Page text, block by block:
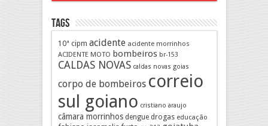
Tags
10ª cipm acidente acidente morrinhos
ACIDENTE MOTO bombeiros br-153
CALDAS NOVAS caldas novas goias
corpo de bombeiros correio
sul goiano cristiano araujo
câmara morrinhos dengue drogas educação